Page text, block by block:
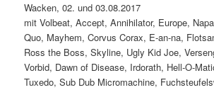
Wacken, 02. und 03.08.2017
mit Volbeat, Accept, Annihilator, Europe,
Quo, Mayhem, Corvus Corax, E-an-na,
Ross the Boss, Skyline, Ugly Kid Joe,
Vorbid, Dawn of Disease, Irdorath, Hell-O-
Tuxedo, Sub Dub Micromachine,